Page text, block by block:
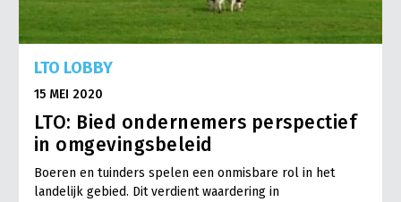
LTO LOBBY
15 MEI 2020
LTO: Bied ondernemers perspectief
in omgevingsbeleid
Boeren en tuinders spelen een onmisbare rol in het
landelijk gebied. Dit verdient waardering in